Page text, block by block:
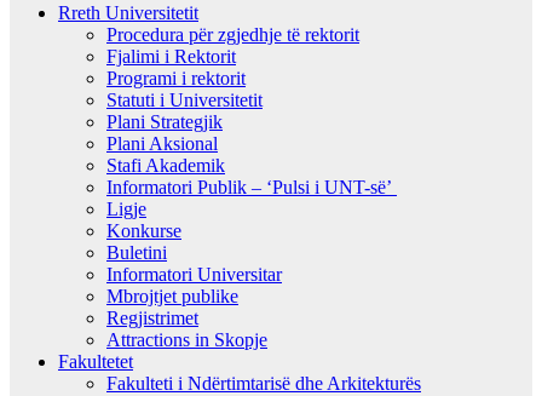
Rreth Universitetit
Procedura për zgjedhje të rektorit
Fjalimi i Rektorit
Programi i rektorit
Statuti i Universitetit
Plani Strategjik
Plani Aksional
Stafi Akademik
Informatori Publik – ‘Pulsi i UNT-së’
Ligje
Konkurse
Buletini
Informatori Universitar
Mbrojtjet publike
Regjistrimet
Attractions in Skopje
Fakultetet
Fakulteti i Ndërtimtarisë dhe Arkitekturës